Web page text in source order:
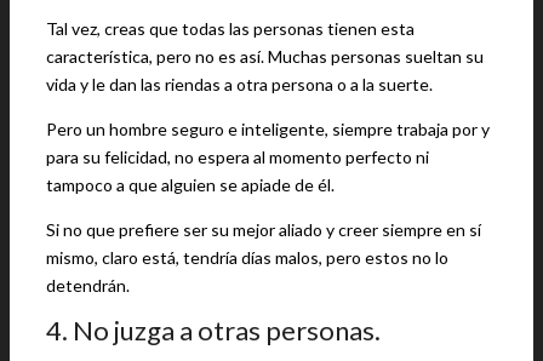
Tal vez, creas que todas las personas tienen esta
característica, pero no es así. Muchas personas sueltan su
vida y le dan las riendas a otra persona o a la suerte.
Pero un hombre seguro e inteligente, siempre trabaja por y
para su felicidad, no espera al momento perfecto ni
tampoco a que alguien se apiade de él.
Si no que prefiere ser su mejor aliado y creer siempre en sí
mismo, claro está, tendría días malos, pero estos no lo
detendrán.
4. No juzga a otras personas.